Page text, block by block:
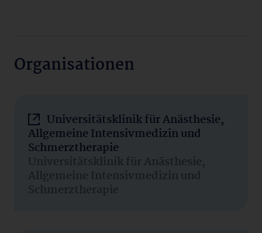
Organisationen
Universitätsklinik für Anästhesie,
Allgemeine Intensivmedizin und
Schmerztherapie
Universitätsklinik für Anästhesie,
Allgemeine Intensivmedizin und
Schmerztherapie